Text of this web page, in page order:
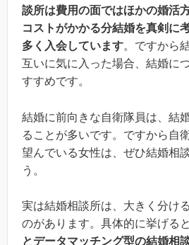
談所は費用の面ではほかの婚活
コストがかかる分結婚を真剣に
多く入会しています。ですから
互いに気に入った場合、結婚に
すすめです。
結婚に前向きな自衛隊員は、結
ることが多いです。ですから自
望んでいる女性は、ぜひ結婚相
う。
実は結婚相談所は、大きく分け
のがあります。具体的に挙げると
とデータマッチング型の結婚相